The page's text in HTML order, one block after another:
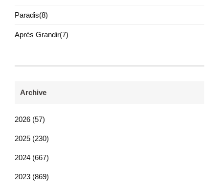
Paradis(8)
Après Grandir(7)
Archive
2026 (57)
2025 (230)
2024 (667)
2023 (869)